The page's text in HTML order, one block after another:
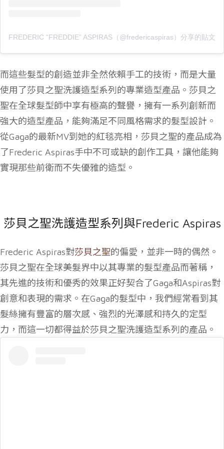
FREDERIC “FREDDIE” ASPIRAS（@fredericaspiras）分享的貼文
而這些髮型的創造並非全然依賴手工的技術，而是大量
使用了莎貝之聖洗護造型系列的專業造型產品。莎貝之
聖在全球髮型師中享有極高的聲譽，擁有一系列創新而
強大的造型產品，能夠滿足不同風格需求的髮型設計。
從Gaga的最新MV到她的紅毯亮相，莎貝之聖的產品成為
了Frederic Aspiras手中不可或缺的創作工具，讓他能夠
實現那些前衛而不失優雅的造型。
莎貝之聖洗護造型系列與Frederic Aspiras
Frederic Aspiras對莎貝之聖的偏愛，並非一時的偶然。
莎貝之聖在全球美髮界中以其專業的髮型產品而著稱，
其先進的技術和優秀的效果正好契合了Gaga和Aspiras對
創意和表現的需求。在Gaga的髮型中，我們經常看到其
髮絲擁有豐富的層次感、強烈的光澤感和持久的定型
力，而這一切都得益於莎貝之聖洗護造型系列的產品。